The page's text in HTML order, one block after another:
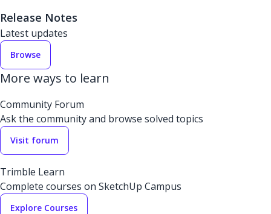
Release Notes
Latest updates
Browse
More ways to learn
Community Forum
Ask the community and browse solved topics
Visit forum
Trimble Learn
Complete courses on SketchUp Campus
Explore Courses